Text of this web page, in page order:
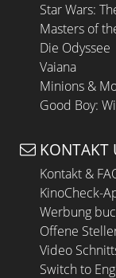
Star Wars:
Masters of
Die Odyssee
Vaiana
Minions &
Good Boy:
KONTAKT
Kontakt &
KinoCheck-
Werbung
Offene
Video
Switch to